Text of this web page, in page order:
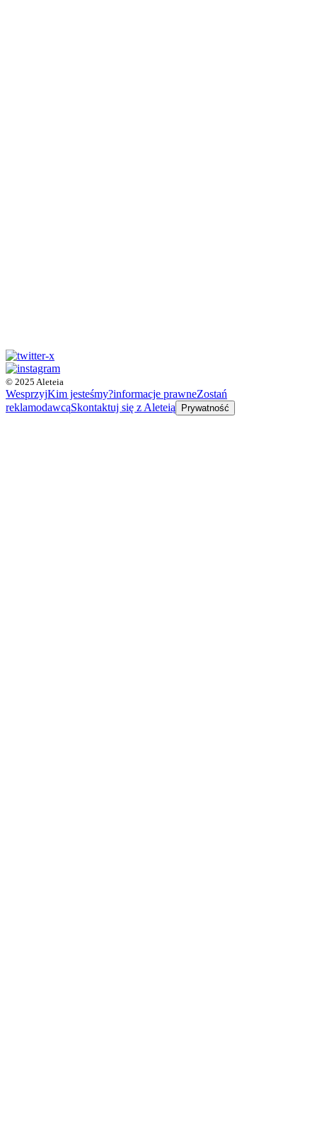
© 2025 Aleteia
WesprzyjKim jesteśmy?informacje prawneZostań
reklamodawcąSkontaktuj się z Aleteią Prywatność